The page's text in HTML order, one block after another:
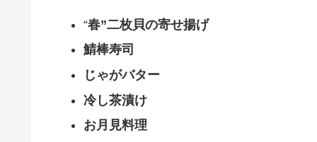
“春”二枚貝の寄せ揚げ
鯖棒寿司
じゃがバター
冷し茶漬け
お月見料理